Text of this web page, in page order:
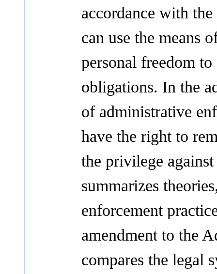
accordance with
can use the means
personal freedom
obligations. In the
of administrative
have the right to
the privilege
summarizes
enforcement
amendment to the
compares the legal